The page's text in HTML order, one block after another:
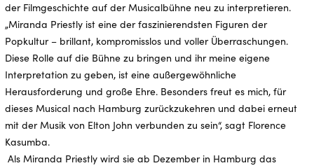
der Filmgeschichte auf der Musicalbühne neu zu interpretieren.
„Miranda Priestly ist eine der faszinierendsten Figuren der
Popkultur – brillant, kompromisslos und voller Überraschungen.
Diese Rolle auf die Bühne zu bringen und ihr meine eigene
Interpretation zu geben, ist eine außergewöhnliche
Herausforderung und große Ehre. Besonders freut es mich, für
dieses Musical nach Hamburg zurückzukehren und dabei erneut
mit der Musik von Elton John verbunden zu sein“, sagt Florence
Kasumba.
Als Miranda Priestly wird sie ab Dezember in Hamburg das